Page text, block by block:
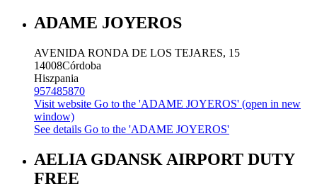
ADAME JOYEROS
AVENIDA RONDA DE LOS TEJARES, 15
14008Córdoba
Hiszpania
957485870
Visit website Go to the 'ADAME JOYEROS' (open in new
window)
See details Go to the 'ADAME JOYEROS'
AELIA GDANSK AIRPORT DUTY
FREE